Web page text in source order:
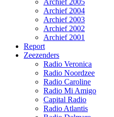
Archief 2005
Archief 2004
Archief 2003
Archief 2002
Archief 2001
Report
Zeezenders
Radio Veronica
Radio Noordzee
Radio Caroline
Radio Mi Amigo
Capital Radio
Radio Atlantis